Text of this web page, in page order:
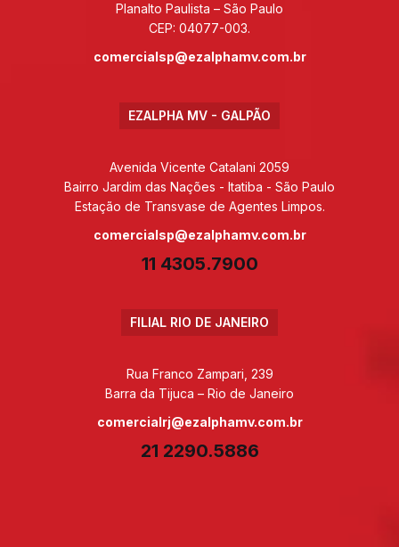
Planalto Paulista – São Paulo
CEP: 04077-003.
comercialsp@ezalphamv.com.br
EZALPHA MV - GALPÃO
Avenida Vicente Catalani 2059
Bairro Jardim das Nações - Itatiba - São Paulo
Estação de Transvase de Agentes Limpos.
comercialsp@ezalphamv.com.br
11 4305.7900
FILIAL RIO DE JANEIRO
Rua Franco Zampari, 239
Barra da Tijuca – Rio de Janeiro
comercialrj@ezalphamv.com.br
21 2290.5886